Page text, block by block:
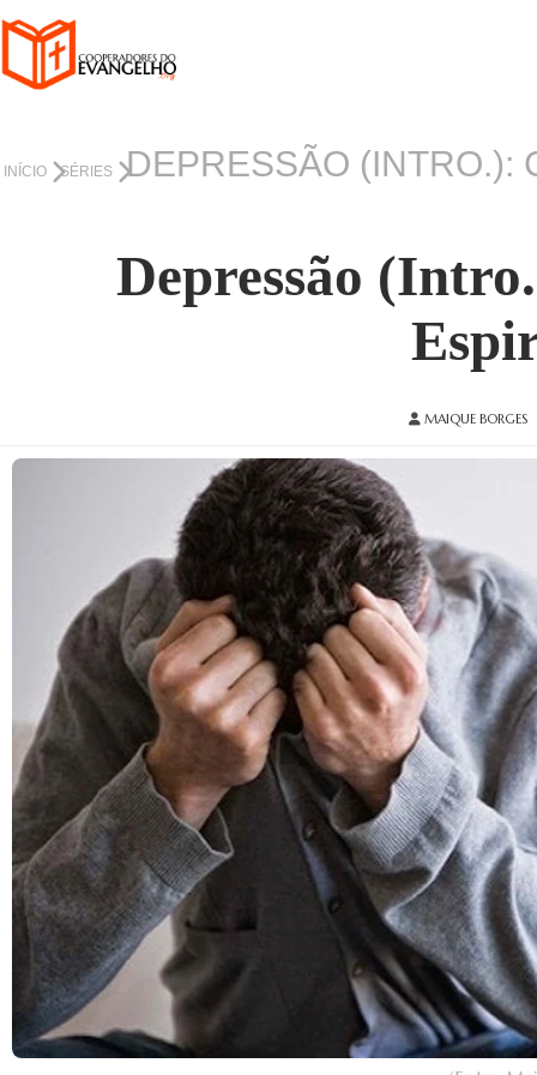
INÍCIO SÉRIES DEPRESSÃO (INTRO.):
Depressão
MAIQUE BORGES